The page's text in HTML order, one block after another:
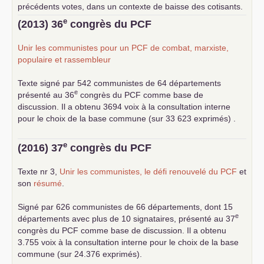
précédents votes, dans un contexte de baisse des cotisants.
... lire la suite
(2013) 36e congrès du PCF
Unir les communistes pour un PCF de combat, marxiste,
populaire et rassembleur
Texte signé par 542 communistes de 64 départements
présenté au 36e congrès du PCF comme base de
discussion. Il a obtenu 3694 voix à la consultation interne
pour le choix de la base commune (sur 33 623 exprimés) .
(2016) 37e congrès du PCF
Texte nr 3, Unir les communistes, le défi renouvelé du PCF et
son résumé
Signé par 626 communistes de 66 départements, dont 15
départements avec plus de 10 signataires, présenté au 37e
congrès du PCF comme base de discussion. Il a obtenu
3.755 voix à la consultation interne pour le choix de la base
commune (sur 24.376 exprimés).